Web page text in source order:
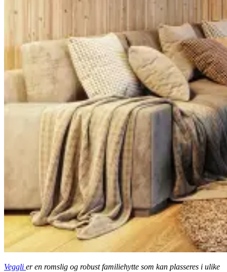
Veggli er en romslig og robust familiehytte som kan plasseres i ulike